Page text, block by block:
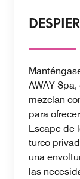
AWAY
mezclan
para
Escape de
turco
una
las